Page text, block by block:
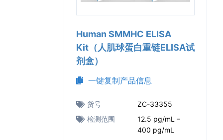
Human SMMHC ELISA
Kit（人肌球蛋白重链ELISA试
剂盒）
一键复制产品信息
货号
ZC-33355
检测范围
12.5 pg/mL –
400 pg/mL